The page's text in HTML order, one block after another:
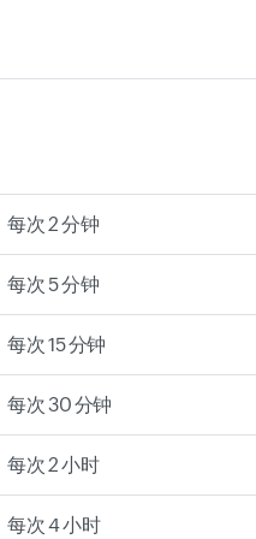
每次 2 分钟
每次 5 分钟
每次 15 分钟
每次 30 分钟
每次 2 小时
每次 4 小时